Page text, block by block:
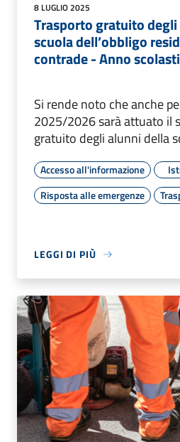
8 LUGLIO 2025
Trasporto gratuito
scuola dell’obbligo
contrade - Anno
Si rende noto che anche
2025/2026 sarà attuato il
gratuito degli alunni della
Accesso all'informazione
Risposta alle emergenze
LEGGI DI PIÙ